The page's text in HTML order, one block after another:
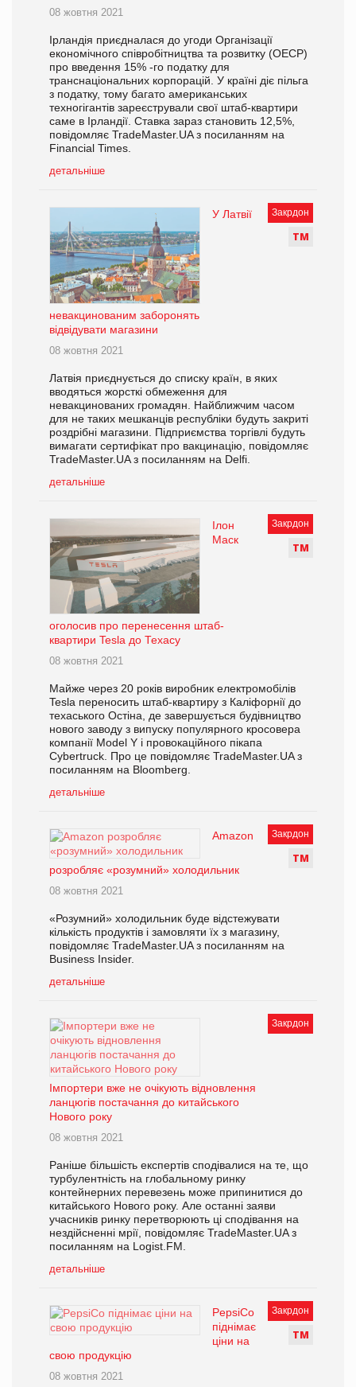
08 жовтня 2021
Ірландія приєдналася до угоди Організації
економічного співробітництва та розвитку (ОЕСР)
про введення 15% -го податку для
транснаціональних корпорацій. У країні діє пільга
з податку, тому багато американських
техногігантів зареєстрували свої штаб-квартири
саме в Ірландії. Ставка зараз становить 12,5%,
повідомляє TradeMaster.UA з посиланням на
Financial Times.
детальніше
Закрдон
ТМ
У Латвії
невакцинованим заборонять
відвідувати магазини
08 жовтня 2021
Латвія приєднується до списку країн, в яких
вводяться жорсткі обмеження для
невакцинованих громадян. Найближчим часом
для не таких мешканців республіки будуть закриті
роздрібні магазини. Підприємства торгівлі будуть
вимагати сертифікат про вакцинацію, повідомляє
TradeMaster.UA з посиланням на Delfi.
детальніше
Закрдон
ТМ
Ілон
Маск
оголосив про перенесення штаб-
квартири Tesla до Техасу
08 жовтня 2021
Майже через 20 років виробник електромобілів
Tesla переносить штаб-квартиру з Каліфорнії до
техаського Остіна, де завершується будівництво
нового заводу з випуску популярного кросовера
компанії Model Y і провокаційного пікапа
Cybertruck. Про це повідомляє TradeMaster.UA з
посиланням на Bloomberg.
детальніше
Закрдон
ТМ
Amazon
розробляє «розумний» холодильник
08 жовтня 2021
«Розумний» холодильник буде відстежувати
кількість продуктів і замовляти їх з магазину,
повідомляє TradeMaster.UA з посиланням на
Business Insider.
детальніше
Закрдон
Імпортери вже не очікують відновлення
ланцюгів постачання до китайського
Нового року
08 жовтня 2021
Раніше більшість експертів сподівалися на те, що
турбулентність на глобальному ринку
контейнерних перевезень може припинитися до
китайського Нового року. Але останні заяви
учасників ринку перетворюють ці сподівання на
нездійсненні мрії, повідомляє TradeMaster.UA з
посиланням на Logist.FM.
детальніше
Закрдон
ТМ
PepsiCo
піднімає
ціни на
свою продукцію
08 жовтня 2021